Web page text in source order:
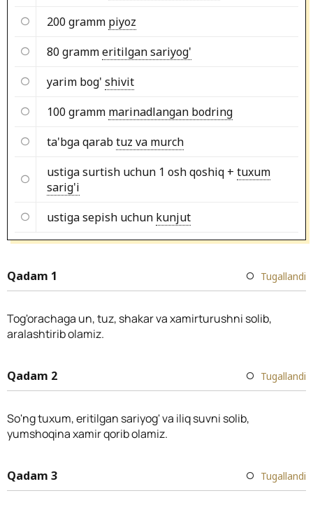
200 gramm piyoz
80 grammeritilgan sariyog'
yarim bog' shivit
100 gramm marinadlangan bodring
ta'bga qarabtuz va murch
ustiga surtish uchun 1 osh qoshiq + tuxum
sarig'i
ustiga sepish uchun kunjut
Qadam 1 Tugallandi
Tog'orachaga un, tuz, shakar va xamirturushni solib,
aralashtirib olamiz.
Qadam 2 Tugallandi
So'ng tuxum, eritilgan sariyog' va iliq suvni solib,
yumshoqina xamir qorib olamiz.
Qadam 3 Tugallandi